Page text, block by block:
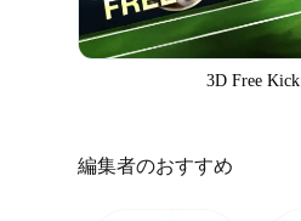
3D Free Kick
編集者のおすすめ